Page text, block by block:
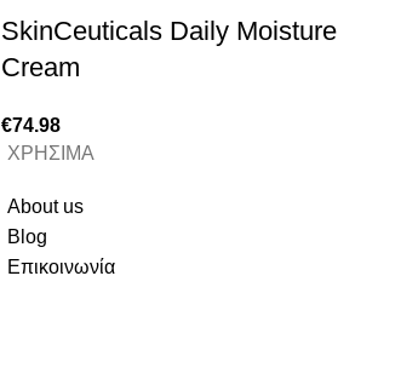
SkinCeuticals Daily Moisture
Cream
€74.98
ΧΡΗΣΙΜΑ
About us
Blog
Επικοινωνία